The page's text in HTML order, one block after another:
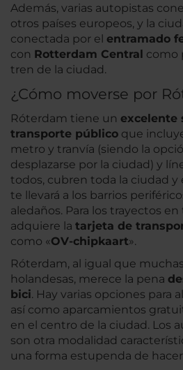
Además, varias autopistas
otros países europeos, y la
conectada por el entramado
con Rotterdam Central como
tren de la ciudad.
¿Cómo moverse por
Róterdam tiene un excelente
transporte público que
metro y tranvía (siendo la
desplazarse por la ciudad) y
todos, cubren toda la ciudad y
te llevará a los barrios
aledaños. Para los trayectos
adquiere la tarjeta de
como «OV-chipkaart».
Róterdam, al igual que
holandesas, merece la pena
bici. Hay varias opciones para
así como aparcamientos
en el centro de la ciudad. Los
son otra modalidad
una forma estupenda de